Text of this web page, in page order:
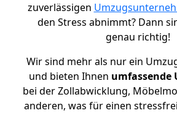
zuverlässigen
den Stress abnimmt? Dann
genau richtig!
Wir sind mehr als nur ein
und bieten Ihnen umfassende
bei der Zollabwicklung,
anderen, was für einen